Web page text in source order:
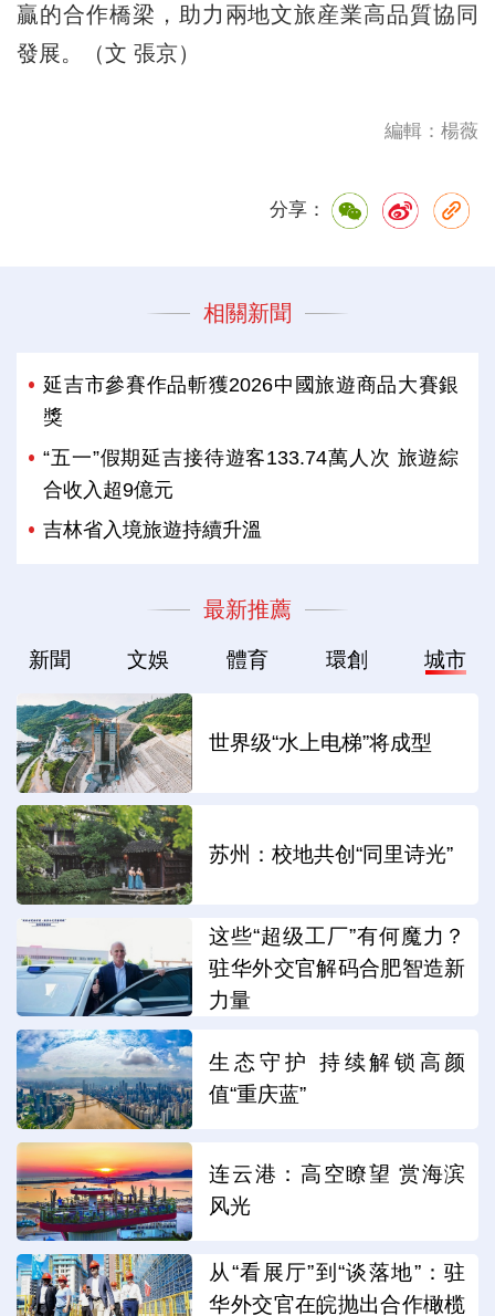
贏的合作橋梁，助力兩地文旅産業高品質協同
發展。（文 張京）
編輯：楊薇
分享：
相關新聞
延吉市參賽作品斬獲2026中國旅遊商品大賽銀
獎
“五一”假期延吉接待遊客133.74萬人次 旅遊綜
合收入超9億元
吉林省入境旅遊持續升溫
最新推薦
新聞 文娛 體育 環創 城市
世界级“水上电梯”将成型
苏州：校地共创“同里诗光”
这些“超级工厂”有何魔力？
驻华外交官解码合肥智造新
力量
生态守护 持续解锁高颜
值“重庆蓝”
连云港：高空瞭望 赏海滨
风光
从“看展厅”到“谈落地”：驻
华外交官在皖抛出合作橄榄